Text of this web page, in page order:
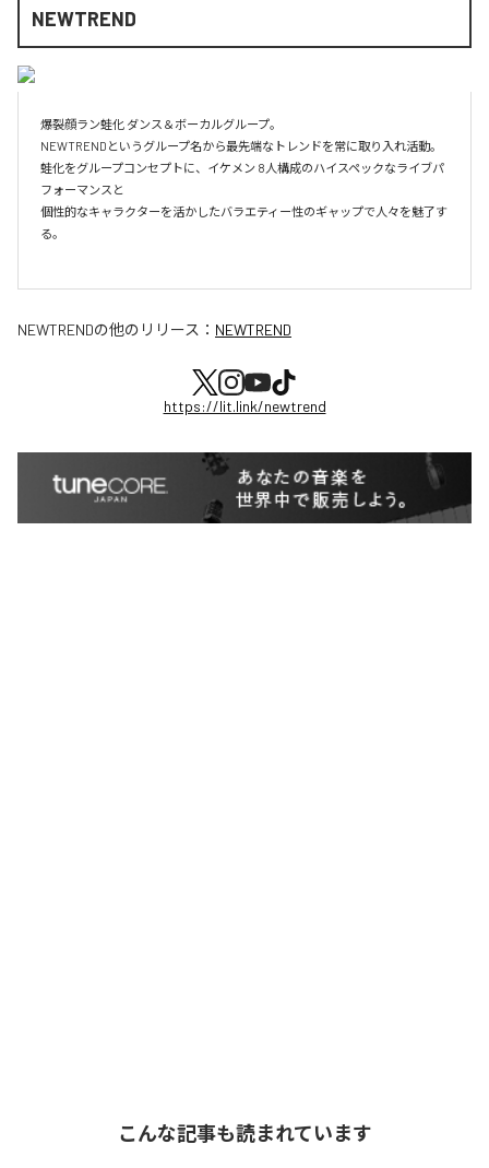
NEWTREND
爆裂顔ラン蛙化 ダンス＆ボーカルグループ。
NEWTRENDというグループ名から最先端なトレンドを常に取り入れ活動。
蛙化をグループコンセプトに、イケメン 8人構成のハイスペックなライブパ
フォーマンスと
個性的なキャラクターを活かしたバラエティー性のギャップで人々を魅了す
る。
NEWTRENDの他のリリース： NEWTREND
https://lit.link/newtrend
こんな記事も読まれています